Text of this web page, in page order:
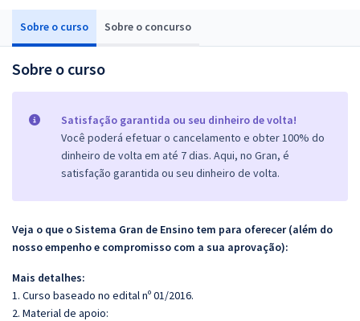
Sobre o curso Sobre o concurso
Sobre o curso
Satisfação garantida ou seu dinheiro de volta!
Você poderá efetuar o cancelamento e obter 100% do
dinheiro de volta em até 7 dias. Aqui, no Gran, é
satisfação garantida ou seu dinheiro de volta.
Veja o que o Sistema Gran de Ensino tem para oferecer (além do
nosso empenho e compromisso com a sua aprovação):
Mais detalhes:
1. Curso baseado no edital nº 01/2016.
2. Material de apoio: